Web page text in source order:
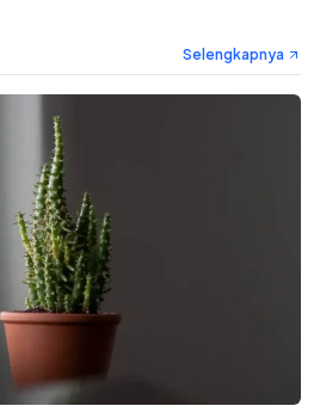
Selengkapnya